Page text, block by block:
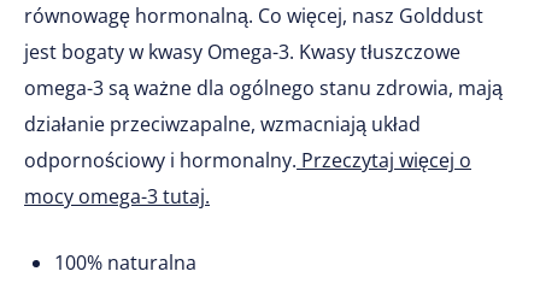
równowagę hormonalną. Co więcej, nasz Golddust
jest bogaty w kwasy Omega-3. Kwasy tłuszczowe
omega-3 są ważne dla ogólnego stanu zdrowia, mają
działanie przeciwzapalne, wzmacniają układ
odpornościowy i hormonalny. Przeczytaj więcej o
mocy omega-3 tutaj.
100% naturalna